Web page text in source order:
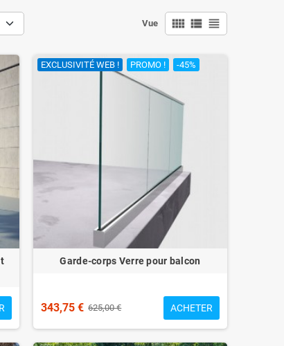
Vue view_comfy view_list view_headline
EXCLUSIVITÉ WEB ! PROMO ! -45%
Garde-corps Verre pour balcon
343,75 € 625,00 € ACHETER